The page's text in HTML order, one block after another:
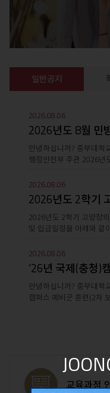
일반공지
2026.08.06
2026년도 8월 민
안녕하십니까? 중부대학
행정안전부 주관 2026년
2026.08.06
2026년도 2학기 고양창
및 입금일정을 아래와 같
2026.08.06
안녕하십니까? 중부대학
캠퍼스 예비군 훈련(2차
교육과정